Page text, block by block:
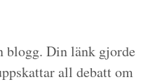
Din länk gjorde
all debatt om